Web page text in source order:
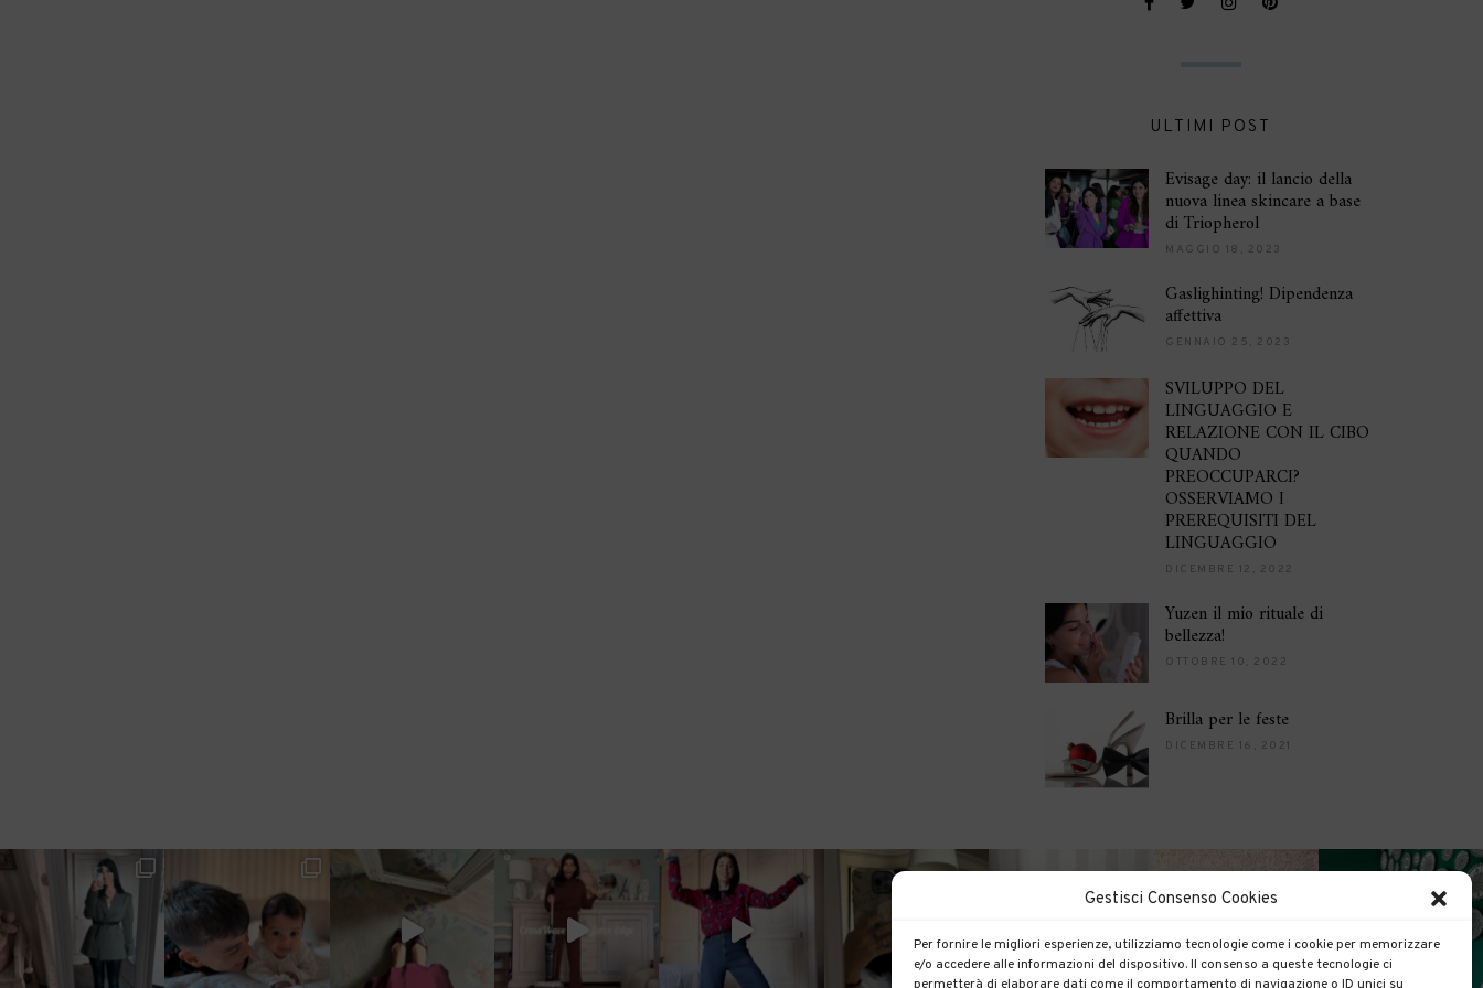
Gestisci Consenso Cookies
Per fornire le migliori esperienze, utilizziamo tecnologie come i cookie per memorizzare
e/o accedere alle informazioni del dispositivo. Il consenso a queste tecnologie ci
ULTIMI POST
Evisage day: il lancio della
nuova linea skincare a base
di Triopherol
MAGGIO 18, 2023
Gaslighinting! Dipendenza
affettiva
GENNAIO 25, 2023
SVILUPPO DEL
LINGUAGGIO E
RELAZIONE CON IL CIBO
QUANDO
PREOCCUPARCI?
OSSERVIAMO I
PREREQUISITI DEL
LINGUAGGIO
DICEMBRE 12, 2022
Yuzen il mio rituale di
bellezza!
OTTOBRE 10, 2022
Brilla per le feste
DICEMBRE 16, 2021